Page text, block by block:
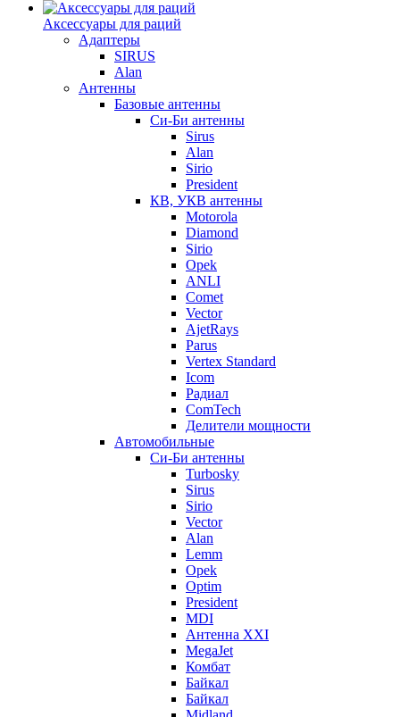
Аксессуары для раций
Адаптеры
SIRUS
Alan
Антенны
Базовые антенны
Си-Би антенны
Sirus
Alan
Sirio
President
КВ, УКВ антенны
Motorola
Diamond
Sirio
Opek
ANLI
Comet
Vector
AjetRays
Parus
Vertex Standard
Icom
Радиал
ComTech
Делители мощности
Автомобильные
Си-Би антенны
Turbosky
Sirus
Sirio
Vector
Alan
Lemm
Opek
Optim
President
MDI
Антенна XXI
MegaJet
Комбат
Байкал
Байкал